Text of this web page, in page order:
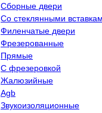
Сборные двери
Со стеклянными
Филенчатые двери
Фрезерованные
Прямые
С фрезеровкой
Жалюзийные
Agb
Звукоизоляционные